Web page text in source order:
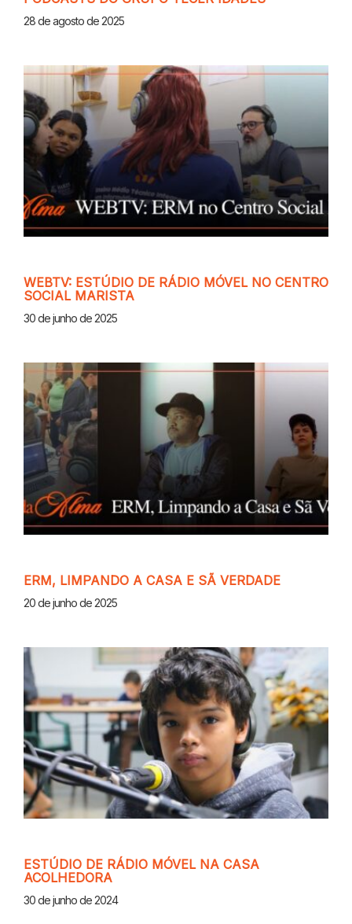
28 de agosto de 2025
WEBTV: ESTÚDIO DE RÁDIO MÓVEL NO CENTRO
SOCIAL MARISTA
30 de junho de 2025
ERM, LIMPANDO A CASA E SÃ VERDADE
20 de junho de 2025
ESTÚDIO DE RÁDIO MÓVEL NA CASA
ACOLHEDORA
30 de junho de 2024